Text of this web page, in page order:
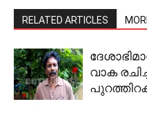
RELATED ARTICLES
വാക